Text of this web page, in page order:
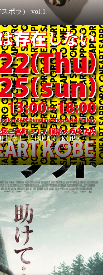
ポラ） vol.1
陸！「ONEART KOBE」